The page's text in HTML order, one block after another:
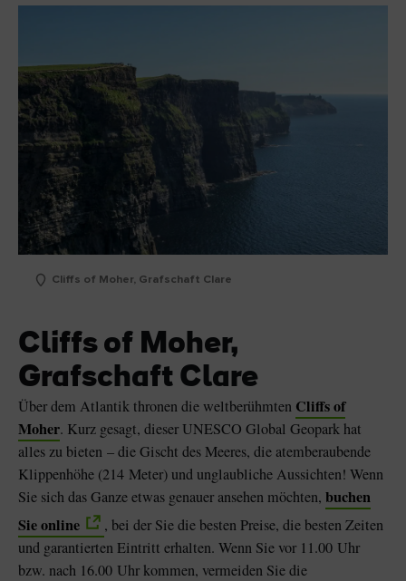
Cliffs of Moher, Grafschaft Clare
Cliffs of Moher,
Grafschaft Clare
Über dem Atlantik thronen die weltberühmten Cliffs of
Moher. Kurz gesagt, dieser UNESCO Global Geopark hat
alles zu bieten – die Gischt des Meeres, die atemberaubende
Klippenhöhe (214 Meter) und unglaubliche Aussichten! Wenn
Sie sich das Ganze etwas genauer ansehen möchten, buchen
Sie online
, bei der Sie die besten Preise, die besten Zeiten
und garantierten Eintritt erhalten. Wenn Sie vor 11.00 Uhr
bzw. nach 16.00 Uhr kommen, vermeiden Sie die